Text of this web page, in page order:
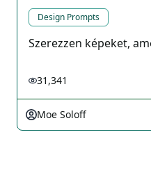
Design Prompts
Szerezzen képeket,
31,341
Moe Soloff